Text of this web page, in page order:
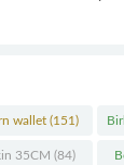
wallet(151)
35CM (84)